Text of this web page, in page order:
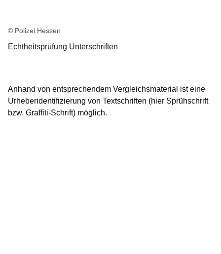
© Polizei Hessen
Echtheitsprüfung Unterschriften
Anhand von entsprechendem Vergleichsmaterial ist eine
Urheberidentifizierung von Textschriften (hier Sprühschrift
bzw. Graffiti-Schrift) möglich.